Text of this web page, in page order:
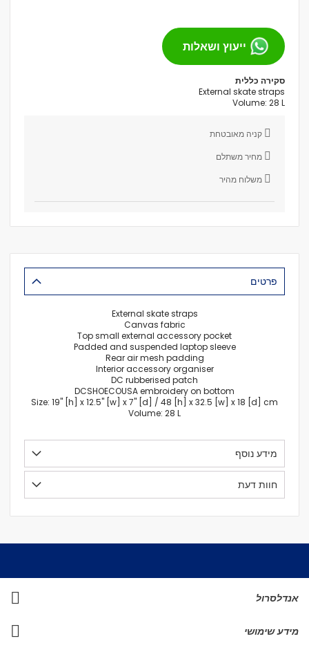
ייעוץ ושאלות
סקירה כללית
External skate straps
Volume: 28 L
קניה מאובטחת
מחיר משתלם
משלוח מהיר
פרטים
External skate straps
Canvas fabric
Top small external accessory pocket
Padded and suspended laptop sleeve
Rear air mesh padding
Interior accessory organiser
DC rubberised patch
DCSHOECOUSA embroidery on bottom
Size: 19" [h] x 12.5" [w] x 7" [d] / 48 [h] x 32.5 [w] x 18 [d] cm
Volume: 28 L
מידע נוסף
חוות דעת
אנדלסרול
מידע שימושי